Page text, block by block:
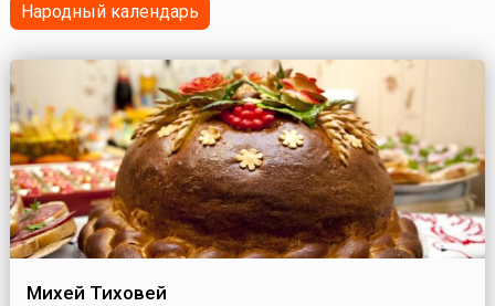
Народный календарь
Михей Тиховей